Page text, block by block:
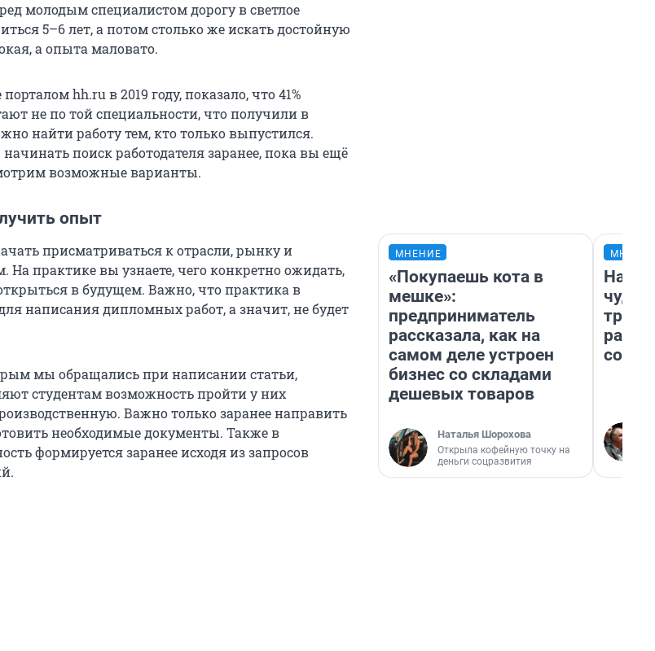
молодым специалистом дорогу в светлое
5–6 лет, а потом столько же искать достойную
а опыта маловато.
hh.ru в 2019 году, показало, что 41%
не по той специальности, что получили в
найти работу тем, кто только выпустился.
поиск работодателя заранее, пока вы ещё
возможные варианты.
опыт
присматриваться к отрасли, рынку и
На практике вы узнаете, чего конкретно ожидать,
в будущем. Важно, что практика в
написания дипломных работ, а значит, не будет
мы обращались при написании статьи,
студентам возможность пройти у них
Важно только заранее направить
необходимые документы. Также в
формируется заранее исходя из запросов
МНЕНИЕ
«Покупаешь кота в
мешке»:
предприниматель
рассказала, как на
самом деле устроен
бизнес со складами
дешевых товаров
Наталья Шорохова
Открыла кофейную точку на
деньги соцразвития